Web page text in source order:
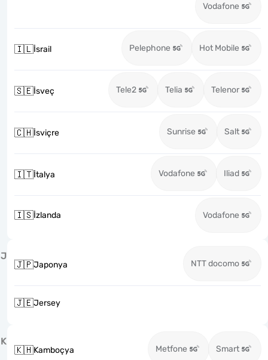
Vodafone
🇮🇱İsrail Pelephone Hot Mobile
🇸🇪İsveç Tele2 Telia Telenor
🇨🇭İsviçre Sunrise Salt
🇮🇹İtalya Vodafone Iliad
🇮🇸İzlanda Vodafone
J
🇯🇵Japonya NTT docomo
🇯🇪Jersey
K
🇰🇭Kamboçya Metfone Smart